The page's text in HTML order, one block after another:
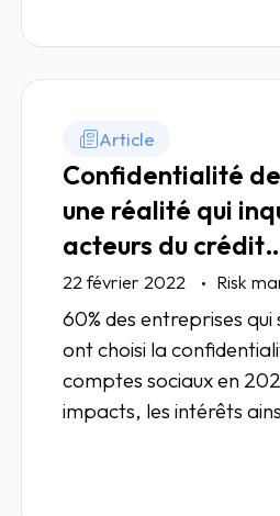
commerciaux. Pour y
mieux, retrouvez les
interentreprises en 2022.
Article
Confidentialité
une réalité qui
acteurs du crédit
interentreprises
22 février 2022 Risk
60% des entreprises qui
ont choisi la
comptes sociaux en
impacts, les intérêts